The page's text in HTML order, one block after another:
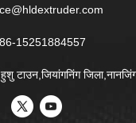
86-15251884557
टाउन,जियांगनिंग